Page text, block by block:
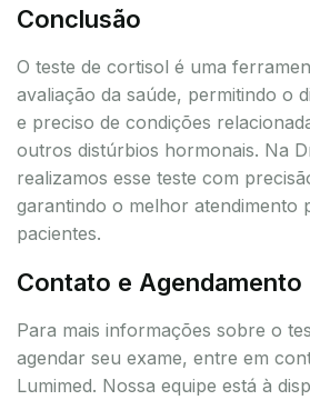
Conclusão
O teste de cortisol é uma
avaliação da saúde, permitindo o
e preciso de condições
outros distúrbios hormonais. Na
realizamos esse teste com
garantindo o melhor atendimento
pacientes.
Contato e Agendamento
Para mais informações sobre o
agendar seu exame, entre em
Lumimed. Nossa equipe está à